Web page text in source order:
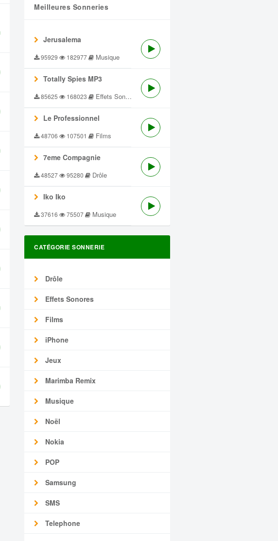
Meilleures Sonneries
Jerusalema
95929 182977 Musique
Totally Spies MP3
85625 168023 Effets Sonores
Le Professionnel
48706 107501 Films
7eme Compagnie
48527 95280 Drôle
Iko Iko
37616 75507 Musique
CATÉGORIE SONNERIE
Drôle
Effets Sonores
Films
iPhone
Jeux
Marimba Remix
Musique
Noël
Nokia
POP
Samsung
SMS
Telephone